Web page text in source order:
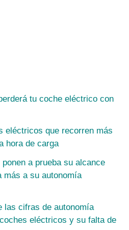
tu coche eléctrico con
eléctricos que recorren más
hora de carga
a prueba su alcance
más a su autonomía
las cifras de autonomía
eléctricos y su falta de